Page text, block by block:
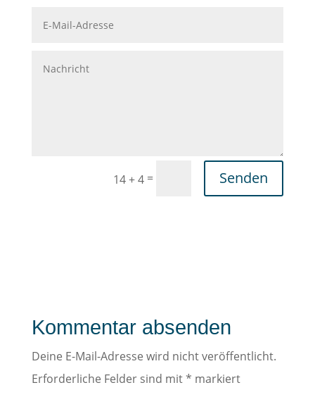
14 + 4 = Senden
Kommentar absenden
Deine E-Mail-Adresse wird nicht veröffentlicht.
Erforderliche Felder sind mit* markiert